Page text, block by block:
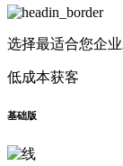
选择最适合您企
低成本获客
基础版